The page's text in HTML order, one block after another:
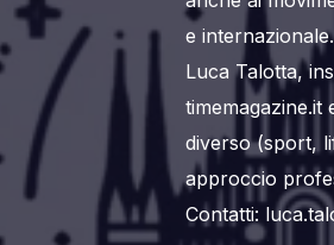
e
Luca Talotta,
timemagazine.it
diverso (sport,
approccio
Contatti: